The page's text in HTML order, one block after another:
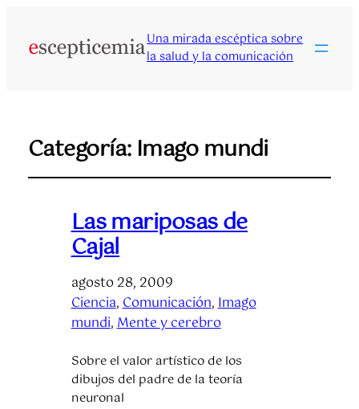
Una mirada escéptica sobre
la salud y la comunicación
Categoría: Imago mundi
Las mariposas de
Cajal
agosto 28, 2009
Ciencia, Comunicación, Imago
mundi, Mente y cerebro
Sobre el valor artístico de los
dibujos del padre de la teoría
neuronal